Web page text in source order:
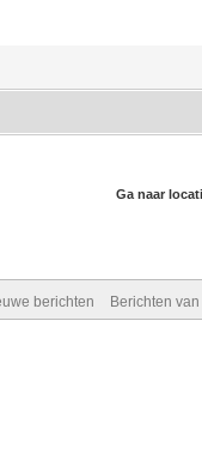
Ga naar
berichten Berichten